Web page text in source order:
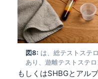
図8: は、総テストステ
あり、遊離テストステ
もしくはSHBGとアル
Español
Português
Ελληνικά
Türkçe
Română